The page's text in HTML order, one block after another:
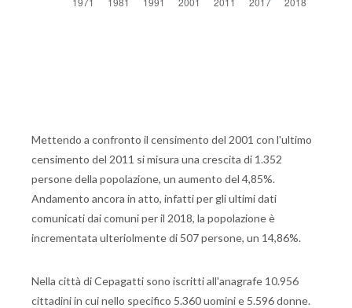
Mettendo a confronto il censimento del 2001 con l'ultimo
censimento del 2011 si misura una crescita di 1.352
persone della popolazione, un aumento del 4,85%.
Andamento ancora in atto, infatti per gli ultimi dati
comunicati dai comuni per il 2018, la popolazione è
incrementata ulteriolmente di 507 persone, un 14,86%.
Nella città di Cepagatti sono iscritti all'anagrafe 10.956
cittadini in cui nello specifico 5.360 uomini e 5.596 donne.